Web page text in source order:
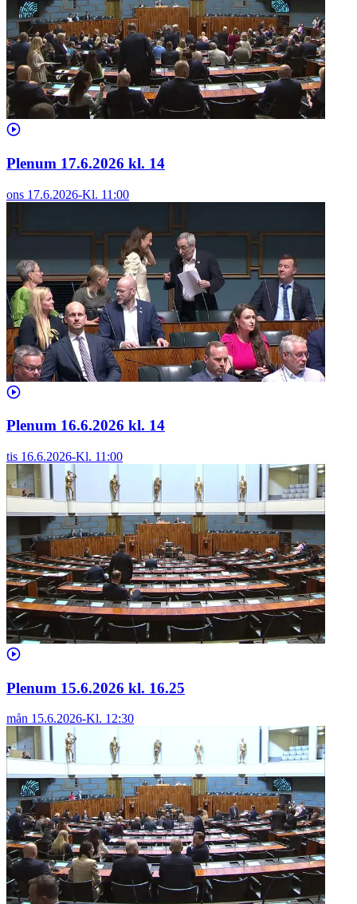
Plenum 17.6.2026 kl. 14
ons 17.6.2026-Kl. 11:00
Plenum 16.6.2026 kl. 14
tis 16.6.2026-Kl. 11:00
Plenum 15.6.2026 kl. 16.25
mån 15.6.2026-Kl. 12:30